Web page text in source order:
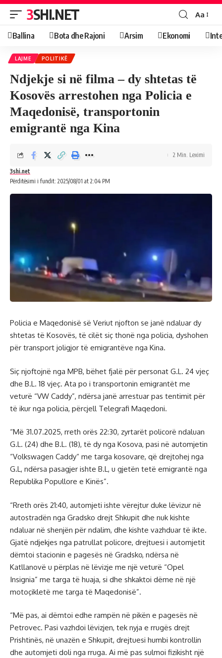
3SHI.NET Aa
Ballina Bota dhe Rajoni Arsim Ekonomi
LAJME POLITIKË
Ndjekje si në filma – dy shtetas të
Kosovës arrestohen nga Policia e
Maqedonisë, transportonin
emigrantë nga Kina
Përditësimi i fundit: 2025/08/01 at 2:04 PM
3shi.net
2 Min. Leximi
Policia e Maqedonisë së Veriut njofton se janë ndaluar dy
shtetas të Kosovës, të cilët siç thonë nga policia, dyshohen
për transport joligjor të emigrantëve nga Kina.
Siç njoftojnë nga MPB, bëhet fjalë për personat G.L. 24 vjeç
dhe B.L. 18 vjeç. Ata po i transportonin emigrantët me
veturë “VW Caddy”, ndërsa janë arrestuar pas tentimit për
të ikur nga policia, përcjell Telegrafi Maqedoni.
“Më 31.07.2025, rreth orës 22:30, zyrtarët policorë ndaluan
G.L. (24) dhe B.L. (18), të dy nga Kosova, pasi në automjetin
“Volkswagen Caddy“ me targa kosovare, që drejtohej nga
G.L, ndërsa pasagjer ishte B.L, u gjetën tetë emigrantë nga
Republika Popullore e Kinës”.
“Rreth orës 21:40, automjeti ishte vërejtur duke lëvizur në
autostradën nga Gradsko drejt Shkupit dhe nuk kishte
ndaluar në shenjën për ndalim, dhe kishte vazhduar të ikte.
Gjatë ndjekjes nga patrullat policore, drejtuesi i automjetit
dëmtoi stacionin e pagesës në Gradsko, ndërsa në
Katllanovë u përplas në lëvizje me një veturë “Opel
Insignia” me targa të huaja, si dhe shkaktoi dëme në një
motoçikletë me targa të Maqedonisë”.
“Më pas, ai dëmtoi edhe rampën në pikën e pagesës në
Petrovec. Pasi vazhdoi lëvizjen, tek nyja e rrugës drejt
Prishtinës, në unazën e Shkupit, drejtuesi humbi kontrollin
dhe automjeti doli nga rruga. Ai më pas sulmoi fizikisht një